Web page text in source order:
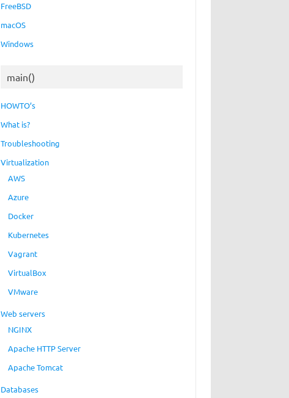
FreeBSD
macOS
Windows
main()
HOWTO’s
What is?
Troubleshooting
Virtualization
AWS
Azure
Docker
Kubernetes
Vagrant
VirtualBox
VMware
Web servers
NGINX
Apache HTTP Server
Apache Tomcat
Databases